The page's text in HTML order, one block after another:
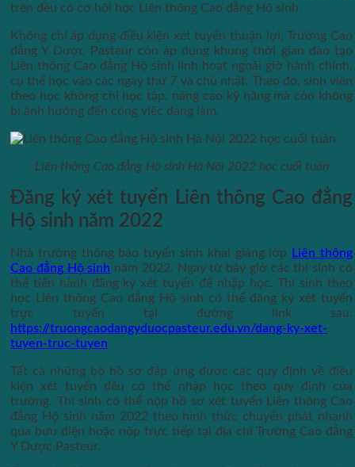
trên đều có cơ hội học Liên thông Cao đẳng Hộ sinh.
Không chỉ áp dụng điều kiện xét tuyển thuận lợi, Trường Cao
đẳng Y Dược Pasteur còn áp dụng khung thời gian đào tạo
Liên thông Cao đẳng Hộ sinh linh hoạt ngoài giờ hành chính,
cụ thể học vào các ngày thứ 7 và chủ nhật. Theo đó, sinh viên
theo học không chỉ học tập, nâng cao kỹ năng mà còn không
bị ảnh hưởng đến công việc đang làm.
Liên thông Cao đẳng Hộ sinh Hà Nội 2022 học cuối tuần
Đăng ký xét tuyển Liên thông Cao đẳng
Hộ sinh năm 2022
Nhà trường thông báo tuyển sinh khai giảng lớp
Liên thông
Cao đẳng Hộ sinh năm 2022. Ngay từ bây giờ các thí sinh có
thể tiến hành đăng ký xét tuyển để nhập học. Thí sinh theo
học Liên thông Cao đẳng Hộ sinh có thể đăng ký xét tuyển
trực tuyến tại đường link sau:
https://truongcaodangyduocpasteur.edu.vn/dang-ky-xet-
tuyen-truc-tuyen
Tất cả những bộ hồ sơ đáp ứng được các quy định về điều
kiện xét tuyển đều có thể nhập học theo quy định của
trường. Thí sinh có thể nộp hồ sơ xét tuyển Liên thông Cao
đẳng Hộ sinh năm 2022 theo hình thức chuyển phát nhanh
qua bưu điện hoặc nộp trực tiếp tại địa chỉ Trường Cao đẳng
Y Dược Pasteur.